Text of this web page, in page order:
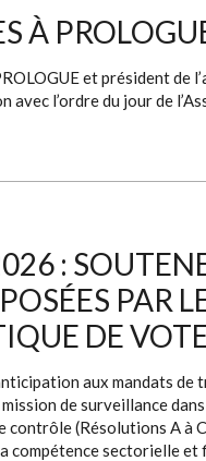
À
et président de
l’ordre du jour de
:
PAR
DE
aux mandats
de surveillance
(Résolutions A à
sectorielle et